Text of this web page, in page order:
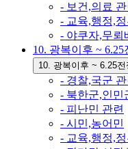
- 보건,의료 관
- 교육,행정,정
- 야쿠자,무뢰
10. 광복이후 ~ 6.25
10. 광복이후 ~ 6.25
- 경찰,국군 관
- 북한군,인민
- 피난민 관련
- 시민,농어민
- 교육,행정,정